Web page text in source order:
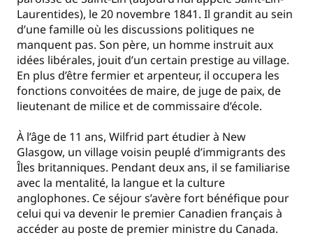
Laurentides), le 20 novembre 1841. Il grandit au sein
d’une famille où les discussions politiques ne
manquent pas. Son père, un homme instruit aux
idées libérales, jouit d’un certain prestige au village.
En plus d’être fermier et arpenteur, il occupera les
fonctions convoitées de maire, de juge de paix, de
lieutenant de milice et de commissaire d’école.
À l’âge de 11 ans, Wilfrid part étudier à New
Glasgow, un village voisin peuplé d’immigrants des
Îles britanniques. Pendant deux ans, il se familiarise
avec la mentalité, la langue et la culture
anglophones. Ce séjour s’avère fort bénéfique pour
celui qui va devenir le premier Canadien français à
accéder au poste de premier ministre du Canada.